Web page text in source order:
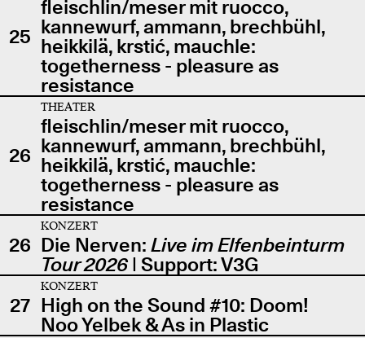
25
fleischlin/meser mit ruocco,
kannewurf, ammann, brechbühl,
heikkilä, krstić, mauchle:
togetherness - pleasure as
resistance
26
THEATER
fleischlin/meser mit ruocco,
kannewurf, ammann, brechbühl,
heikkilä, krstić, mauchle:
togetherness - pleasure as
resistance
26
KONZERT
Die Nerven: Live im Elfenbeinturm
Tour 2026| Support: V3G
27
KONZERT
High on the Sound #10: Doom!
Noo Yelbek & As in Plastic